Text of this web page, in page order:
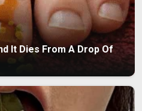
It Dies From A Drop Of